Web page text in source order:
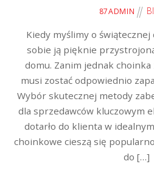
87ADMIN
Kiedy myślimy o
sobie ją pięknie
domu. Zanim jednak
musi zostać odpowiednio
Wybór skutecznej metody
dla sprzedawców kluczowym
dotarło do klienta w
choinkowe cieszą się
do […]